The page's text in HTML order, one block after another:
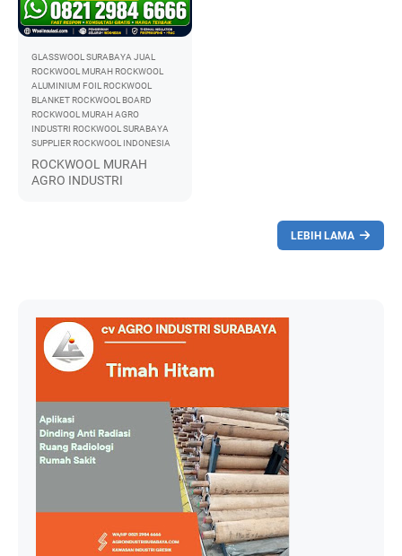
GLASSWOOL SURABAYA JUAL
ROCKWOOL MURAH ROCKWOOL
ALUMINIUM FOIL ROCKWOOL
BLANKET ROCKWOOL BOARD
ROCKWOOL MURAH AGRO
INDUSTRI ROCKWOOL SURABAYA
SUPPLIER ROCKWOOL INDONESIA
ROCKWOOL MURAH
AGRO INDUSTRI
LEBIH LAMA